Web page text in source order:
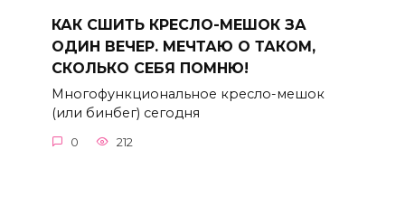
КАК СШИТЬ КРЕСЛО-МЕШОК ЗА
ОДИН ВЕЧЕР. МЕЧТАЮ О ТАКОМ,
СКОЛЬКО СЕБЯ ПОМНЮ!
Многофункциональное кресло-мешок
(или бинбег) сегодня
0 212